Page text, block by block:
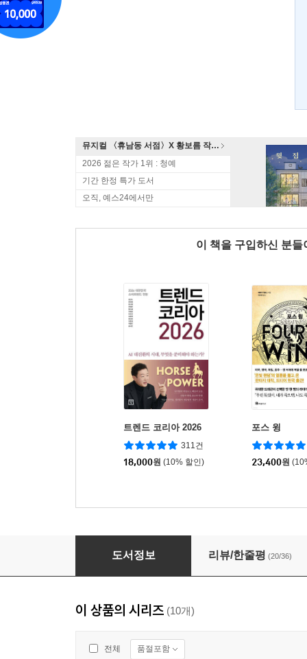
뮤지컬 〈휴남동 서점〉X 황보름 작가 북토크
2026 젊은 작가 1위 : 청예
기간 한정 특가 도서
오직, 예스24에서만
이 책을 구입하신 분
트렌드 코리아 2026
311건
18,000원 (10% 할인)
포스 윙
23,400원
드래곤 라자 양장 세트
도서정보 리뷰/한줄평 (20/36)
이 상품의 시리즈 (10개)
전체 품절포함